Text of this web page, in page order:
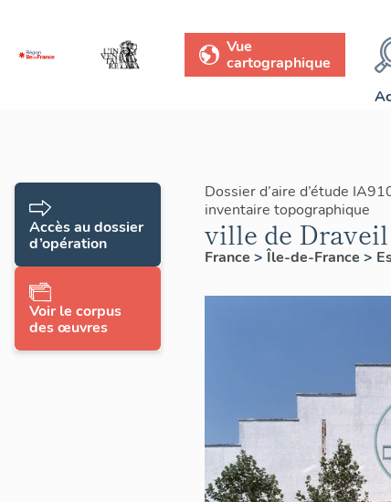
Vue
cartographique
Dossier d’aire d’étude
inventaire topographique
ville de Draveil
France > Île-de-France >
Accès au dossier
d’opération
Voir le corpus
des œuvres